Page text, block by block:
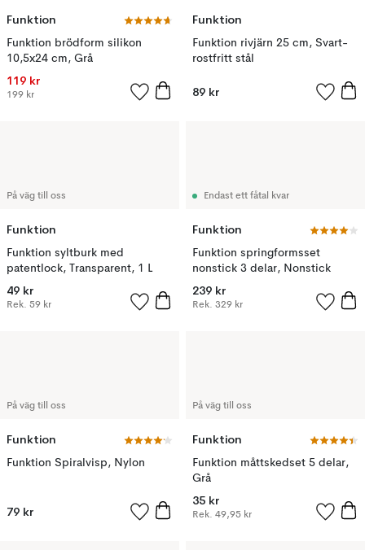
Funktion
Funktion brödform silikon
10,5x24 cm, Grå
119 kr
199 kr
Funktion
Funktion rivjärn 25 cm, Svart-
rostfritt stål
89 kr
På väg till oss
Funktion
Funktion syltburk med
patentlock, Transparent, 1 L
49 kr
Rek. 59 kr
Endast ett fåtal kvar
Funktion
Funktion springformsset
nonstick 3 delar, Nonstick
239 kr
Rek. 329 kr
På väg till oss
Funktion
Funktion Spiralvisp, Nylon
79 kr
På väg till oss
Funktion
Funktion måttskedset 5 delar,
Grå
35 kr
Rek. 49,95 kr